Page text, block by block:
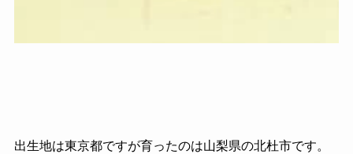
出生地は東京都ですが育ったのは山梨県の北杜市です。